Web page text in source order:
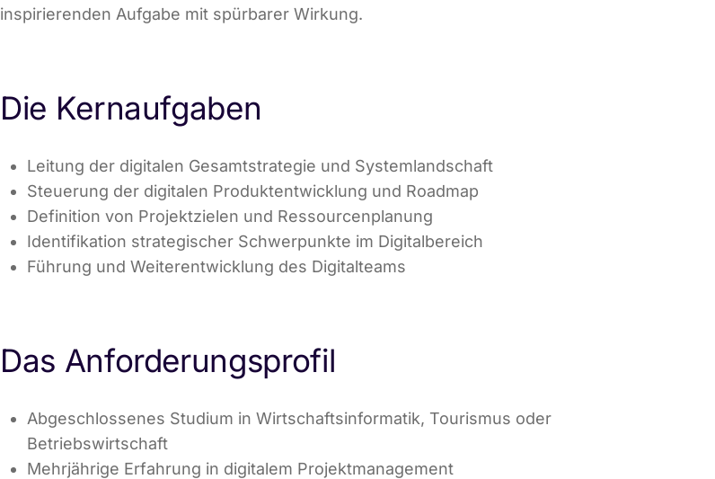
inspirierenden Aufgabe mit spürbarer Wirkung.
Die Kernaufgaben
Leitung der digitalen Gesamtstrategie und Systemlandschaft
Steuerung der digitalen Produktentwicklung und Roadmap
Definition von Projektzielen und Ressourcenplanung
Identifikation strategischer Schwerpunkte im Digitalbereich
Führung und Weiterentwicklung des Digitalteams
Das Anforderungsprofil
Abgeschlossenes Studium in Wirtschaftsinformatik, Tourismus oder
Betriebswirtschaft
Mehrjährige Erfahrung in digitalem Projektmanagement